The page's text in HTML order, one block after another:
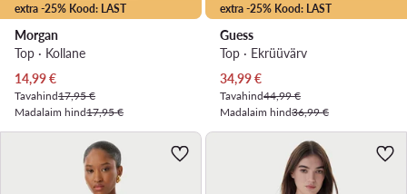
extra -25% Kood: LAST
Morgan
Top · Kollane
Praegune hind
14,99€
Tavahind17,95 €
Madalaim hind17,95 €
extra -25% Kood: LAST
Guess
Top · Ekrüüvärv
Praegune hind
34,99€
Tavahind44,99 €
Madalaim hind36,99 €